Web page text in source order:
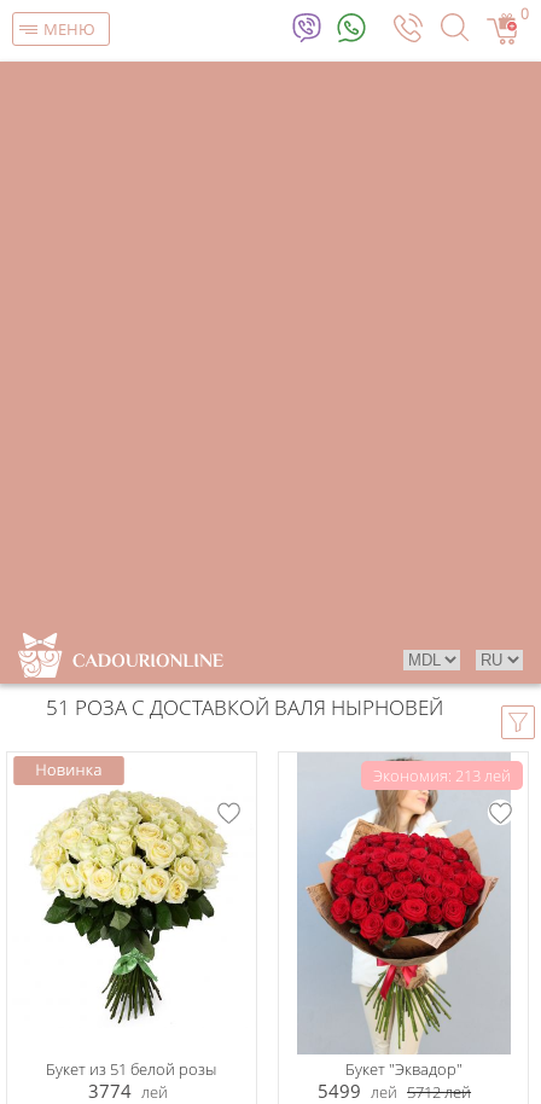
МЕНЮ
0
51 РОЗА С ДОСТАВКОЙ ВАЛЯ НЫРНОВЕЙ
Букет из 51 белой розы
3774 лей
Экономия: 213 лей
Букет "Эквадор"
5499 лей 5712лей